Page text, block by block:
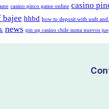
casino pinco game online casino
bajee hhbd how to deposit with usdt
news pin up casino chile suma nuevos